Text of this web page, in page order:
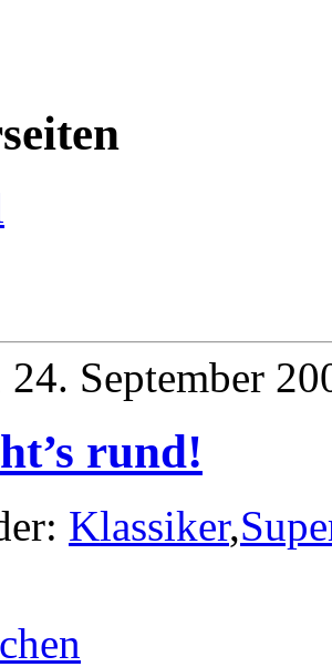
24. September
rund!
Klassiker,